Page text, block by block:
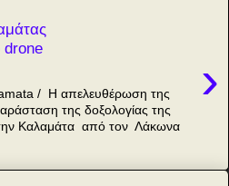
drone
›
/ Η απελευθέρωση της
της δοξολογίας της
Καλαμάτα από τον Λάκωνα